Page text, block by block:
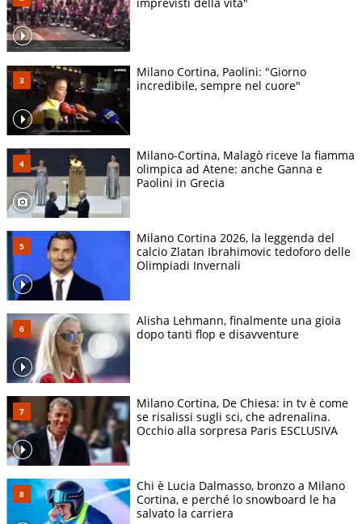
imprevisti della vita"
Milano Cortina, Paolini: "Giorno
incredibile, sempre nel cuore"
Milano-Cortina, Malagò riceve la fiamma
olimpica ad Atene: anche Ganna e
Paolini in Grecia
Milano Cortina 2026, la leggenda del
calcio Zlatan Ibrahimovic tedoforo delle
Olimpiadi Invernali
Alisha Lehmann, finalmente una gioia
dopo tanti flop e disavventure
Milano Cortina, De Chiesa: in tv è come
se risalissi sugli sci, che adrenalina.
Occhio alla sorpresa Paris ESCLUSIVA
Chi è Lucia Dalmasso, bronzo a Milano
Cortina, e perché lo snowboard le ha
salvato la carriera